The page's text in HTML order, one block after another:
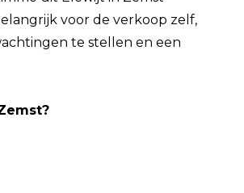
voor de verkoop zelf,
te stellen en een